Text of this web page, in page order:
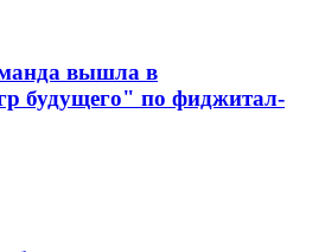
вышла в
будущего" по фиджитал-